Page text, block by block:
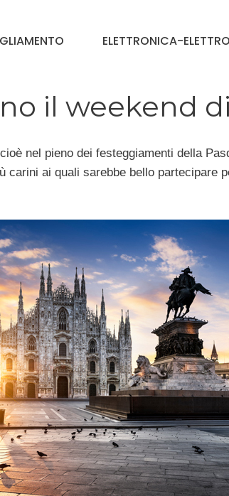
ELETTRONICA-
il weekend
nel pieno dei festeggiamenti della
carini ai quali sarebbe bello partecipare